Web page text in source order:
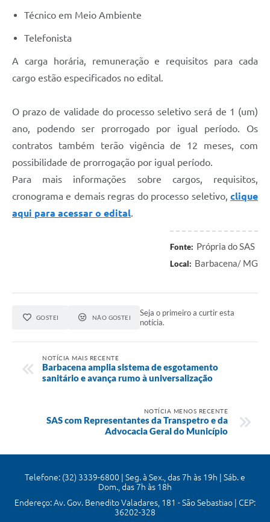
Técnico em Meio Ambiente
Telefonista
A carga horária, remuneração e requisitos para cada
cargo estão especificados no edital.
O prazo de validade do processo seletivo será de 1 (um)
ano, podendo ser prorrogado por igual período. Os
contratos também terão vigência de 12 meses, com
possibilidade de prorrogação por igual período.
Para mais informações sobre cargos, requisitos,
cronograma e demais regras do processo seletivo, clique
aqui para acessar o edital
Fonte: Própria do SAS
Local: Barbacena/ MG
GOSTEI NÃO GOSTEI
Seja o primeiro a curtir esta
notícia.
NOTÍCIA MAIS RECENTE
Barbacena amplia sistema de esgotamento
sanitário e avança rumo à universalização
NOTÍCIA MENOS RECENTE
SAS com Representantes da Transpetro e da
Advocacia Geral do Município
Telefone: (32) 3339-6800 | Seg. à Sex., das 7h às 19h | Sáb. e
Dom., das 7h às 18h
Endereço: Av. Gov. Benedito Valadares, 181 - São Sebastiao | CEP:
36202-328